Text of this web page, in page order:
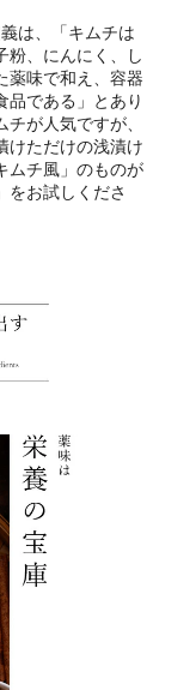
は、「キムチは
粉、にんにく、し
薬味で和え、容器
品である」とあり
が人気ですが、
けただけの浅漬け
ムチ風」のものが
をお試しくださ